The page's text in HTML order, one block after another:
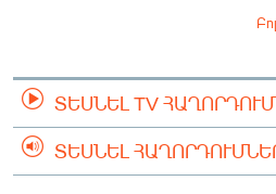
ՏԵՍՆԵԼ TV
ՏԵՍՆԵԼ